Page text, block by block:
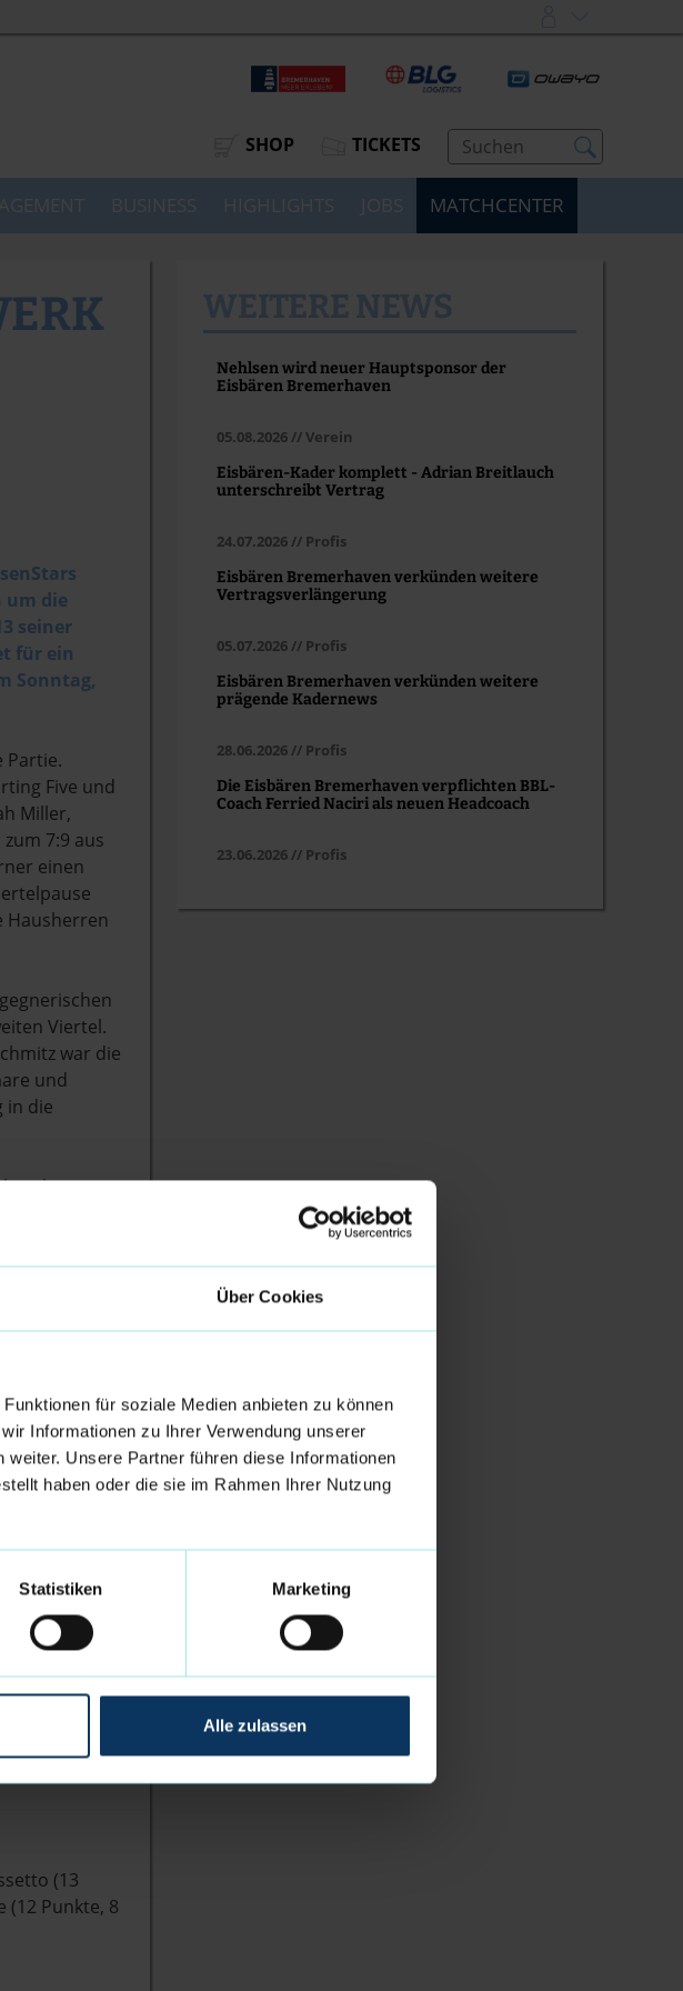
Über Cookies
für soziale Medien anbieten zu können
Informationen zu Ihrer Verwendung unserer
Unsere Partner führen diese Informationen
haben oder die sie im Rahmen Ihrer Nutzung
Statistiken Marketing
Alle zulassen
SHOP TICKETS
MATCHCENTER
um die
seiner
für ein
Sonntag,
Partie.
Five und
Miller,
7:9 aus
einen
Hausherren
Viertel.
war die
und
in die
gut in
ihre Führung
Jake Biss
mit eben
hatten
16
einige
endete mit
in
steht der
(13
(12 Punkte, 8
Nehlsen wird neuer Hauptsponsor der
Eisbären Bremerhaven
05.08.2026 // Verein
Eisbären-Kader komplett - Adrian Breitlauch
unterschreibt Vertrag
24.07.2026 // Profis
Eisbären Bremerhaven verkünden weitere
Vertragsverlängerung
05.07.2026 // Profis
Eisbären Bremerhaven verkünden weitere
prägende Kadernews
28.06.2026 // Profis
Die Eisbären Bremerhaven verpflichten BBL-
Coach Ferried Naciri als neuen Headcoach
23.06.2026 // Profis